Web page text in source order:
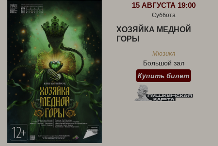
15 АВГУСТА 19:00
Суббота
ХОЗЯЙКА МЕДНОЙ
ГОРЫ
Мюзикл
Большой зал
Купить билет